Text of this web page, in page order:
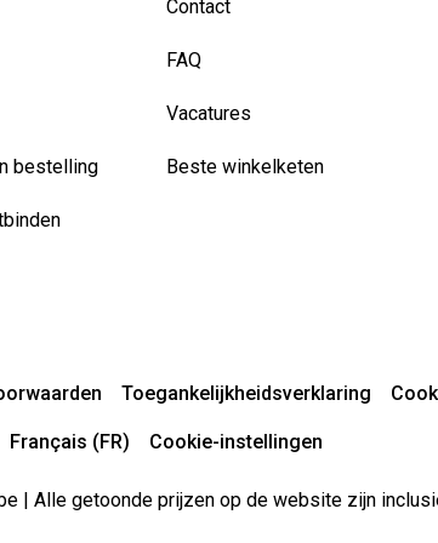
bestelling
Contact
FAQ
Vacatures
Beste winkelketen
Toegankelijkheidsverklaring
Français (FR) Cookie-instellingen
| Alle getoonde prijzen op de website zijn